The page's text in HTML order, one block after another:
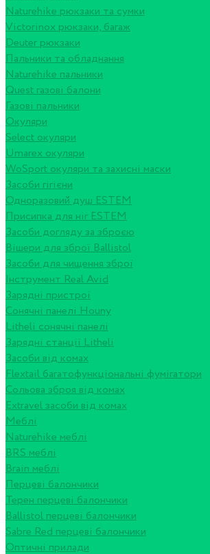
Naturehike рюкзаки та сумки
Victorinox рюкзаки, багаж
Deuter рюкзаки
Пальники та обладнання
Naturehike пальники
Quest газові балони
Газові пальники
Окуляри
Select окуляри
Umarex окуляри
WoSport окуляри та захисні маски
Засоби гігієни
Одноразовий душ ESTEM
Присипка для ніг ESTEM
Засоби догляду за зброєю
Вішери для зброї Ballistol
Засоби для чищення зброї
Інструмент Real Avid
Зарядні пристрої
Сонячні панелі Houny
Litheli сонячні панелі
Зарядні станції Litheli
Засоби від комах
Flextail багатофункціональні фумігатори
Сольова зброя від комах
Extravel засоби від комах
Меблі
Naturehike меблі
BRS меблі
Brain меблі
Перцеві балончики
Терен перцеві балончики
Ballistol перцеві балончики
Sabre Red перцеві балончики
Оптичні прилади